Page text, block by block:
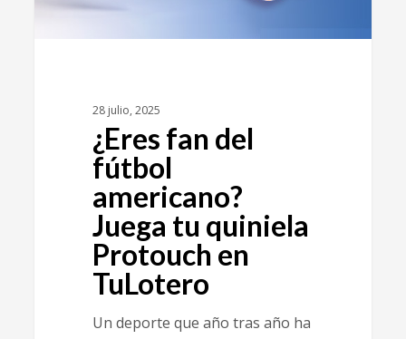
28 julio, 2025
¿Eres fan del
fútbol
americano?
Juega tu quiniela
Protouch en
TuLotero
Un deporte que año tras año ha